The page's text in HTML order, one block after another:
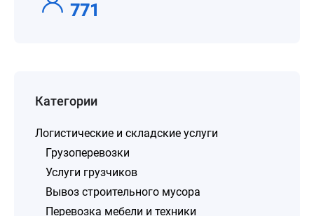
771
Категории
Логистические и складские услуги
Грузоперевозки
Услуги грузчиков
Вывоз строительного мусора
Перевозка мебели и техники